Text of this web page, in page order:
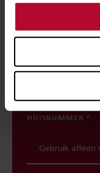
POSTCODE
HUISNUMMER